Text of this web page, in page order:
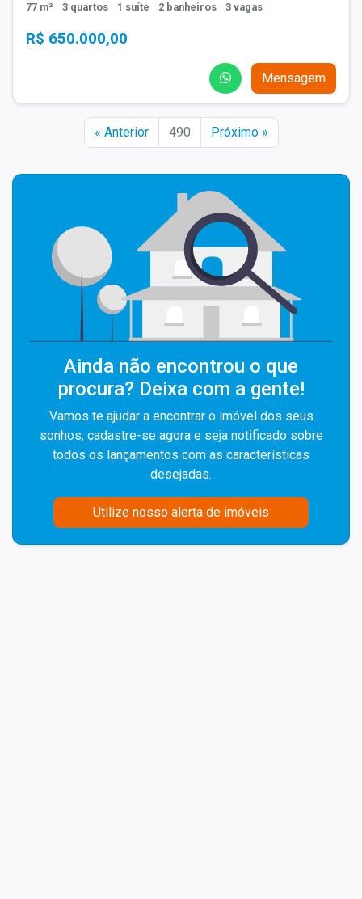
77 m² 3 quartos 1 suíte 2 banheiros 3 vagas
R$ 650.000,00
Mensagem
« Anterior 490 Próximo »
Ainda não encontrou o que
procura? Deixa com a gente!
Vamos te ajudar a encontrar o imóvel dos seus
sonhos, cadastre-se agora e seja notificado sobre
todos os lançamentos com as características
desejadas.
Utilize nosso alerta de imóveis